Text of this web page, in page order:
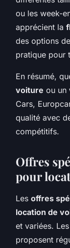
ou les week-
apprécient la
des options
pratique pour
En résumé,
voiture ou un
Cars,
qualité avec
compétitifs.
Offres
pour
Les offres
location de
et variées.
proposent